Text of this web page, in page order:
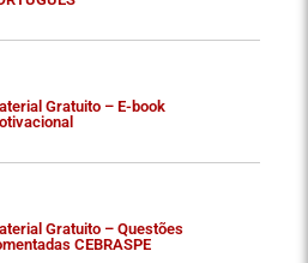
Gratuito – E-book
Gratuito – Questões
CEBRASPE